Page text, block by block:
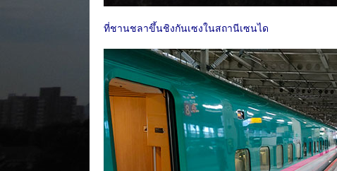
ที่ชานชลาขึ้นชิงกันเซงในสถานีเซนได